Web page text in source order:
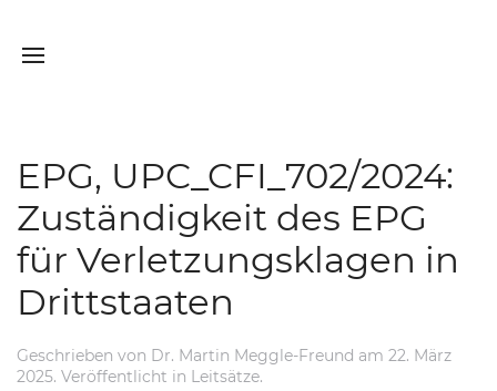
EPG, UPC_CFI_702/2024:
Zuständigkeit des EPG
für Verletzungsklagen in
Drittstaaten
Geschrieben von Dr. Martin Meggle-Freund am 22. März
2025. Veröffentlicht in Leitsätze.